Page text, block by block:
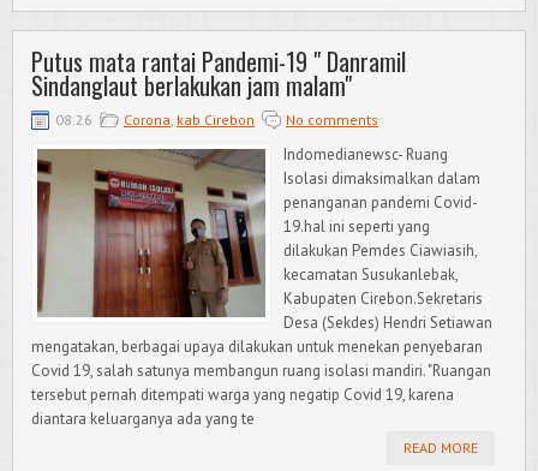
Putus mata rantai Pandemi-19 " Danramil
Sindanglaut berlakukan jam malam"
08.26 Corona, kab Cirebon No comments
Indomedianewsc- Ruang
Isolasi dimaksimalkan dalam
penanganan pandemi Covid-
19.hal ini seperti yang
dilakukan Pemdes Ciawiasih,
kecamatan Susukanlebak,
Kabupaten Cirebon.Sekretaris
Desa (Sekdes) Hendri Setiawan
mengatakan, berbagai upaya dilakukan untuk menekan penyebaran
Covid 19, salah satunya membangun ruang isolasi mandiri. "Ruangan
tersebut pernah ditempati warga yang negatip Covid 19, karena
diantara keluarganya ada yang te
READ MORE